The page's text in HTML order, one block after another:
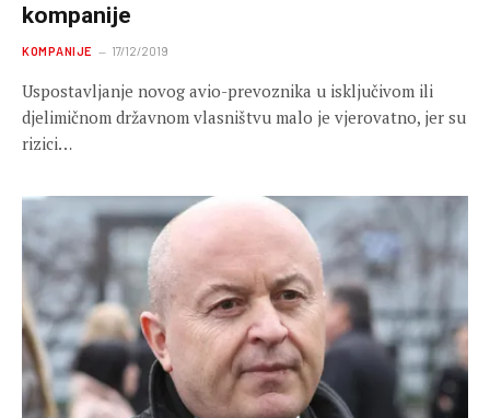
kompanije
KOMPANIJE 17/12/2019
Uspostavljanje novog avio-prevoznika u isključivom ili
djelimičnom državnom vlasništvu malo je vjerovatno, jer su
rizici…